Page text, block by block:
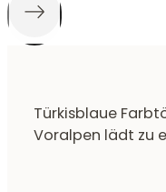
Türkisblaue
Voralpen lädt zu